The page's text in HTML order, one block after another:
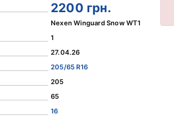
2200 грн.
Nexen Winguard Snow WT1
1
27.04.26
205/65 R16
205
65
16